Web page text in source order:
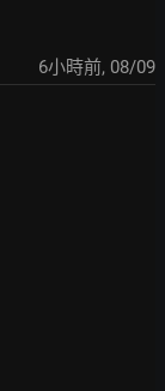
6小時前, 08/09